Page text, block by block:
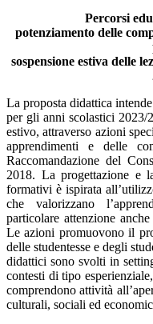
Percorsi
potenziamento delle
sospensione estiva delle
La proposta didattica
per gli anni scolastici
estivo, attraverso azioni
apprendimenti e delle
Raccomandazione del
2018. La progettazione e
formativi è ispirata
che valorizzano
particolare attenzione
Le azioni promuovono il
delle studentesse e degli
didattici sono svolti in
contesti di tipo
comprendono attività
culturali, sociali ed